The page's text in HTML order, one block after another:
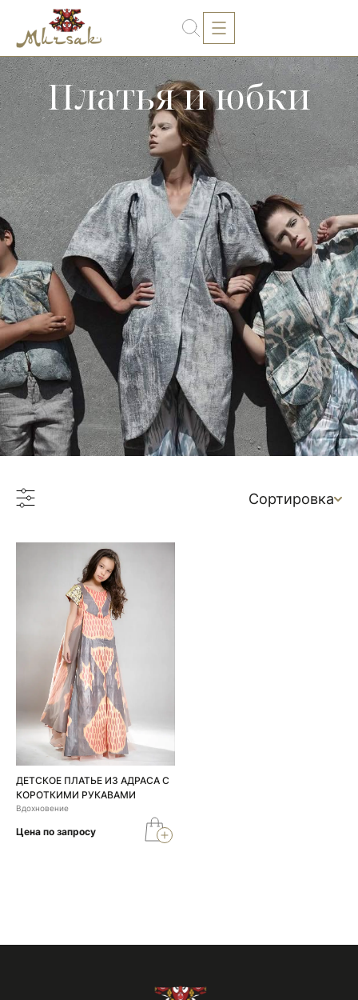
Платья и юбки
Сортировка
ДЕТСКОЕ ПЛАТЬЕ ИЗ АДРАСА С
КОРОТКИМИ РУКАВАМИ
Вдохновение
Цена по запросу